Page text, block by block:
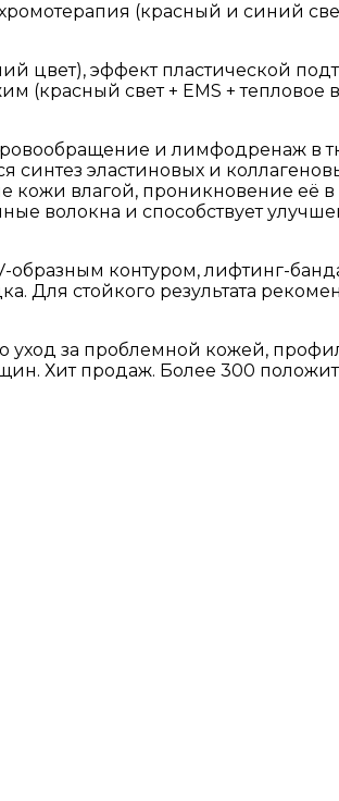
(красный и синий
цвет), эффект пластической
(красный свет + EMS +
и лимфодренаж в
эластиновых и
влагой, проникновение её в
волокна и способствует
образным контуром, лифтинг-
Для стойкого результата
за проблемной кожей,
Хит продаж. Более 300